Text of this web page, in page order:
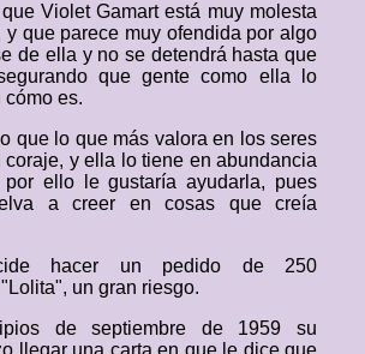
Violet Gamart está muy molesta
y que parece muy ofendida por algo
de ella y no se detendrá hasta que
que gente como ella lo
es.
que lo que más valora en los seres
coraje, y ella lo tiene en abundancia
ello le gustaría ayudarla, pues
a creer en cosas que creía
hacer un pedido de 250
un gran riesgo.
de septiembre de 1959 su
llegar una carta en que le dice que